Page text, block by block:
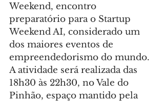
Weekend, encontro
preparatório para o Startup
Weekend AI, considerado um
dos maiores eventos de
empreendedorismo do mundo.
A atividade será realizada das
18h30 às 22h30, no Vale do
Pinhão, espaço mantido pela